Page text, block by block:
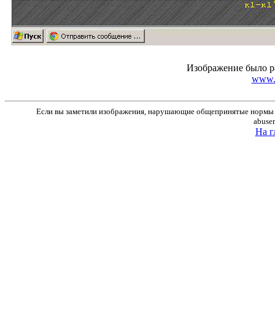
Изображение было
Если вы заметили изображения, нарушающие общепринятые нормы
На